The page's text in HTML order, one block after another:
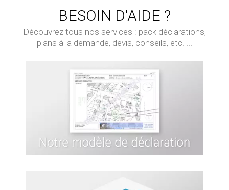
BESOIN D'AIDE ?
Découvrez tous nos services : pack déclarations,
plans à la demande, devis, conseils, etc. ...